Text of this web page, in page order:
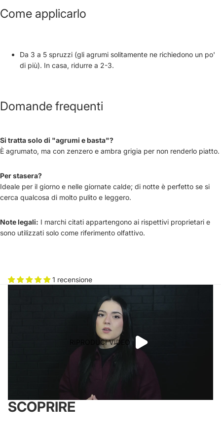
Come applicarlo
Da 3 a 5 spruzzi (gli agrumi solitamente ne richiedono un po'
di più). In casa, ridurre a 2-3.
Domande frequenti
Si tratta solo di "agrumi e basta"?
È agrumato, ma con zenzero e ambra grigia per non renderlo piatto.
Per stasera?
Ideale per il giorno e nelle giornate calde; di notte è perfetto se si
cerca qualcosa di molto pulito e leggero.
Note legali: I marchi citati appartengono ai rispettivi proprietari e
sono utilizzati solo come riferimento olfattivo.
1 recensione
RIPRODUCI VIDEO
SCOPRIRE